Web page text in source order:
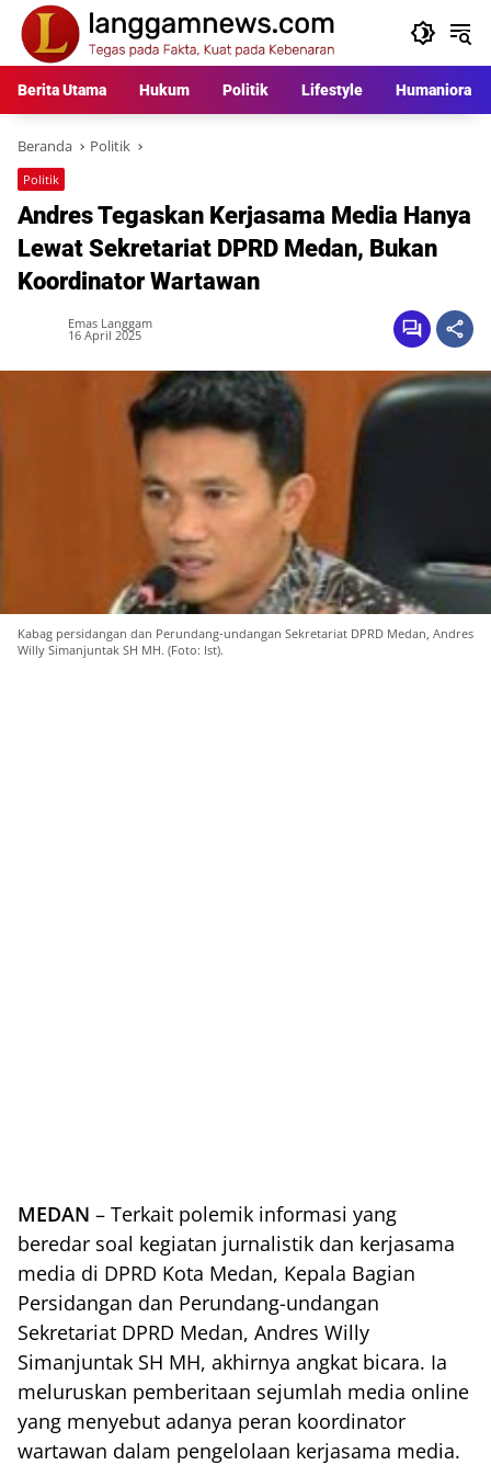
Langsung
konten
Berita Utama Hukum Politik Lifestyle Humaniora
Beranda Politik
Politik
Andres Tegaskan Kerjasama Media Hanya
Lewat Sekretariat DPRD Medan, Bukan
Koordinator Wartawan
Emas Langgam
16 April 2025
Kabag persidangan dan Perundang-undangan Sekretariat DPRD Medan, Andres
Willy Simanjuntak SH MH. (Foto: Ist).
MEDAN – Terkait polemik informasi yang
beredar soal kegiatan jurnalistik dan kerjasama
media di DPRD Kota Medan, Kepala Bagian
Persidangan dan Perundang-undangan
Sekretariat DPRD Medan, Andres Willy
Simanjuntak SH MH, akhirnya angkat bicara. Ia
meluruskan pemberitaan sejumlah media online
yang menyebut adanya peran koordinator
wartawan dalam pengelolaan kerjasama media.